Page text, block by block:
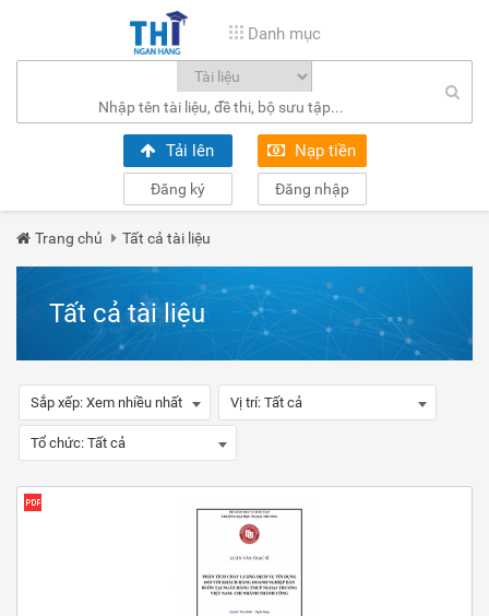
Danh mục
Tải lên Nạp tiền
Đăng ký Đăng nhập
Trang chủ Tất cả tài liệu
Tất cả tài liệu
Sắp xếp: Xem nhiều nhất Vị trí: Tất cả
Tổ chức: Tất cả